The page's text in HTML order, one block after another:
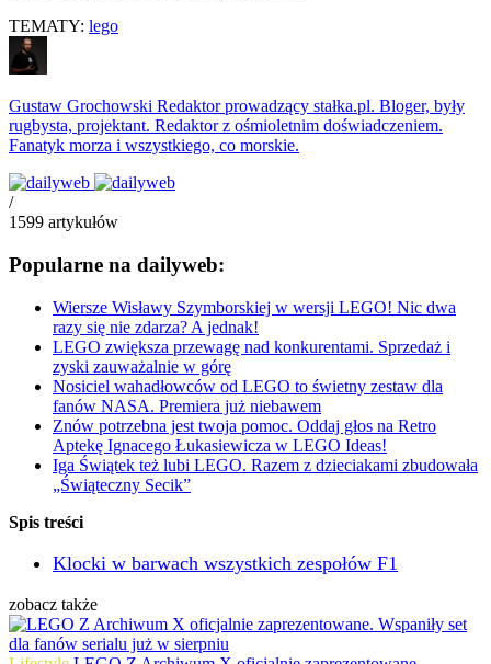
TEMATY: lego
Gustaw Grochowski Redaktor prowadzący stałka.pl. Bloger, były
rugbysta, projektant. Redaktor z ośmioletnim doświadczeniem.
Fanatyk morza i wszystkiego, co morskie.
/
1599 artykułów
Popularne na dailyweb:
Wiersze Wisławy Szymborskiej w wersji LEGO! Nic dwa
razy się nie zdarza? A jednak!
LEGO zwiększa przewagę nad konkurentami. Sprzedaż i
zyski zauważalnie w górę
Nosiciel wahadłowców od LEGO to świetny zestaw dla
fanów NASA. Premiera już niebawem
Znów potrzebna jest twoja pomoc. Oddaj głos na Retro
Aptekę Ignacego Łukasiewicza w LEGO Ideas!
Iga Świątek też lubi LEGO. Razem z dzieciakami zbudowała
„Świąteczny Secik”
Spis treści
Klocki w barwach wszystkich zespołów F1
zobacz także